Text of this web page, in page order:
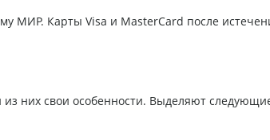
МИР. Карты Visa и MasterCard после
из них свои особенности. Выделяют